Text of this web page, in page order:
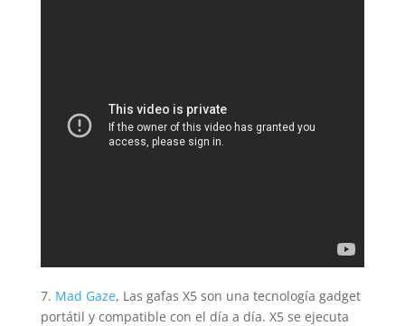
7. Mad Gaze, Las gafas X5 son una tecnología gadget
portátil y compatible con el día a día. X5 se ejecuta